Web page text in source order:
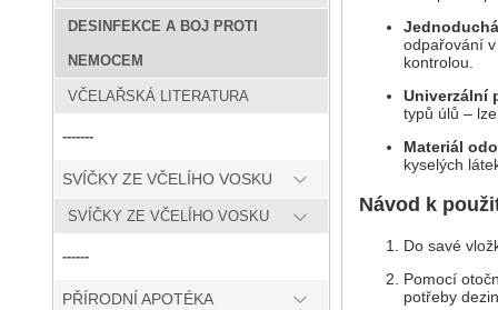
DESINFEKCE A BOJ PROTI
NEMOCEM
VČELAŘSKÁ LITERATURA
-------
SVÍČKY ZE VČELÍHO VOSKU
SVÍČKY ZE VČELÍHO VOSKU
------
PŘÍRODNÍ APOTÉKA
odpařování
kontrolou.
Univerzální
typů úlů –
Materiál
kyselých
Návod k
Do savé
Pomocí
potřeby